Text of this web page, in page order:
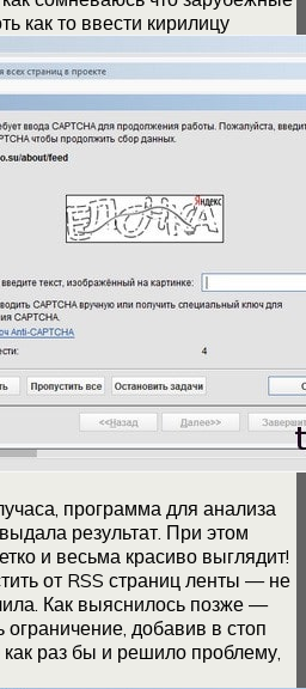
как то ввести кирилицу
программа для анализа
результат. При этом
и весьма красиво выглядит!
от RSS страниц ленты — не
Как выяснилось позже —
добавив в стоп
раз бы и решило проблему,